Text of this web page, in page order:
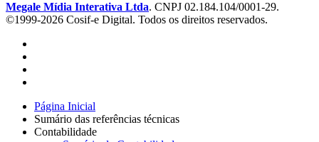
Megale Mídia Interativa Ltda. CNPJ 02.184.104/0001-29.
©1999-2026 Cosif-e Digital. Todos os direitos reservados.
Página Inicial
Sumário das referências técnicas
Contabilidade